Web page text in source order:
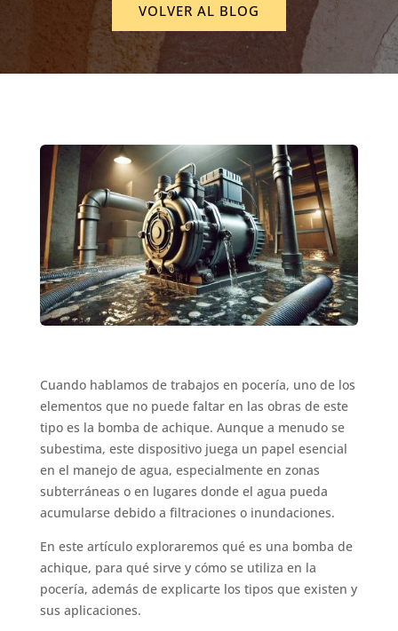
VOLVER AL BLOG
Cuando hablamos de trabajos en pocería, uno de los
elementos que no puede faltar en las obras de este
tipo es la bomba de achique. Aunque a menudo se
subestima, este dispositivo juega un papel esencial
en el manejo de agua, especialmente en zonas
subterráneas o en lugares donde el agua pueda
acumularse debido a filtraciones o inundaciones.
En este artículo exploraremos qué es una bomba de
achique, para qué sirve y cómo se utiliza en la
pocería, además de explicarte los tipos que existen y
sus aplicaciones.